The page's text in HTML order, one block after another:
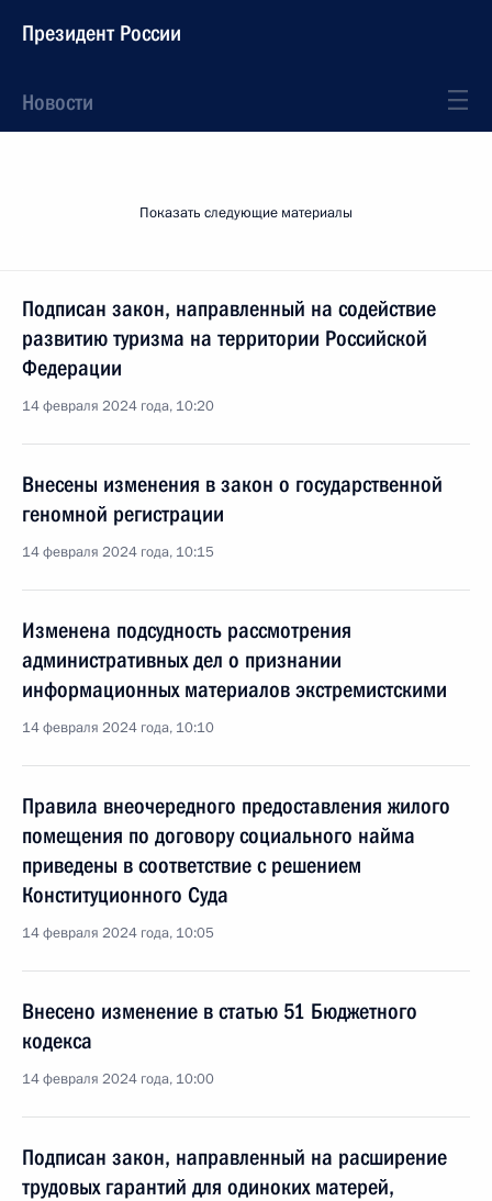
Президент России
Новости
Показать следующие материалы
Подписан закон, направленный на содействие
развитию туризма на территории Российской
Федерации
14 февраля 2024 года, 10:20
Внесены изменения в закон о государственной
геномной регистрации
14 февраля 2024 года, 10:15
Изменена подсудность рассмотрения
административных дел о признании
информационных материалов экстремистскими
14 февраля 2024 года, 10:10
Правила внеочередного предоставления жилого
помещения по договору социального найма
приведены в соответствие с решением
Конституционного Суда
14 февраля 2024 года, 10:05
Внесено изменение в статью 51 Бюджетного
кодекса
14 февраля 2024 года, 10:00
Подписан закон, направленный на расширение
трудовых гарантий для одиноких матерей,